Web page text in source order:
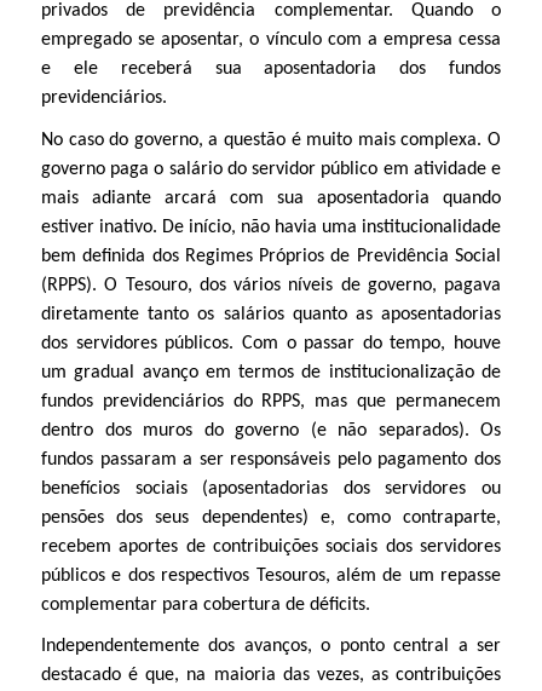
privados de previdência complementar. Quando o
empregado se aposentar, o vínculo com a empresa cessa
e ele receberá sua aposentadoria dos fundos
previdenciários.
No caso do governo, a questão é muito mais complexa. O
governo paga o salário do servidor público em atividade e
mais adiante arcará com sua aposentadoria quando
estiver inativo. De início, não havia uma institucionalidade
bem definida dos Regimes Próprios de Previdência Social
(RPPS). O Tesouro, dos vários níveis de governo, pagava
diretamente tanto os salários quanto as aposentadorias
dos servidores públicos. Com o passar do tempo, houve
um gradual avanço em termos de institucionalização de
fundos previdenciários do RPPS, mas que permanecem
dentro dos muros do governo (e não separados). Os
fundos passaram a ser responsáveis pelo pagamento dos
benefícios sociais (aposentadorias dos servidores ou
pensões dos seus dependentes) e, como contraparte,
recebem aportes de contribuições sociais dos servidores
públicos e dos respectivos Tesouros, além de um repasse
complementar para cobertura de déficits.
Independentemente dos avanços, o ponto central a ser
destacado é que, na maioria das vezes, as contribuições